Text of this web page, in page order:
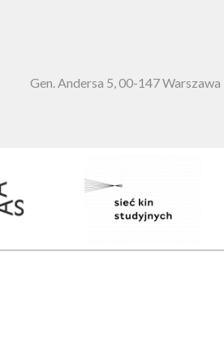
Gen. Andersa 5, 00-147 Warszawa